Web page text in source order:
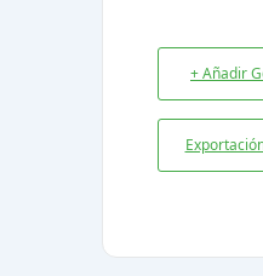
+ Añadir